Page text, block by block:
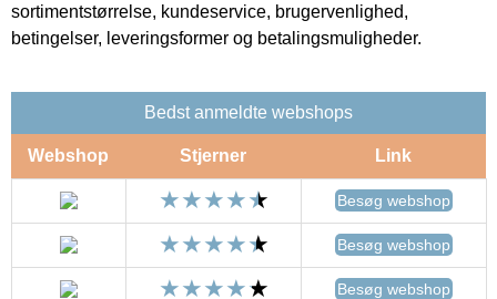
sortimentstørrelse, kundeservice, brugervenlighed,
betingelser, leveringsformer og betalingsmuligheder.
Bedst anmeldte webshops
Webshop Stjerner Link
Besøg webshop
Besøg webshop
Besøg webshop